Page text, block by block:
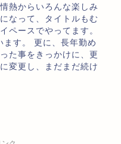
熱からいろんな楽しみ
なって、タイトルもむ
ペースでやってます。
す。 更に、長年勤め
た事をきっかけに、更
変更し、まだまだ続け